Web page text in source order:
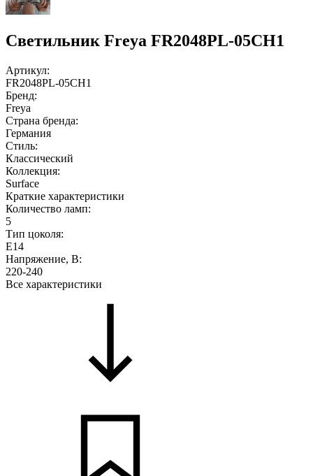
Светильник Freya FR2048PL-05CH1
Артикул:
FR2048PL-05CH1
Бренд:
Freya
Страна бренда:
Германия
Стиль:
Классический
Коллекция:
Surface
Краткие характеристики
Количество ламп:
5
Тип цоколя:
E14
Напряжение, В:
220-240
Все характеристики